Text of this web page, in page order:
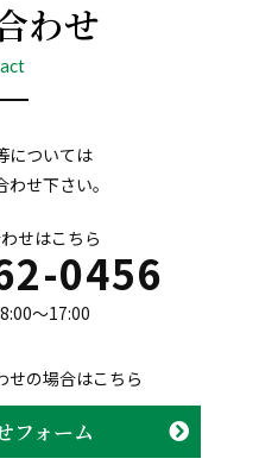
わせ
については
せ下さい。
せはこちら
0456
〜17:00
せの場合はこちら
フォーム